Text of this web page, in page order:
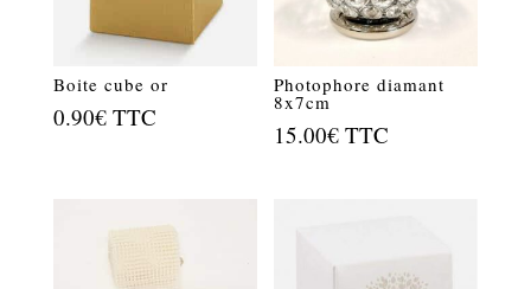
Boite cube or
0.90€ TTC
Photophore diamant
8x7cm
15.00€ TTC